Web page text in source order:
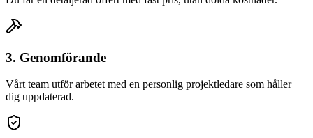
3. Genomförande
Vårt team utför arbetet med en personlig projektledare som håller
dig uppdaterad.